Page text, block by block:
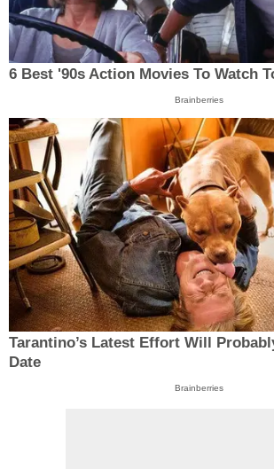
6 Best '90s Action Movies To Watch
Brainberries
Tarantino’s Latest Effort Will
Date
Brainberries